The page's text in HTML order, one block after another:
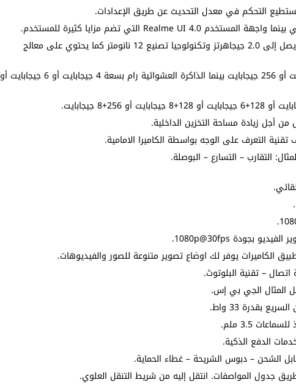
المعالج ميدياتك هيليو جي 88 ثماني النواة بتردد يصل إلى 2.0 جيجاهرتز وتكنولوجيا تصنيع 12 نانومتر كما يحتوي على معالج
الذاكرة الداخلية بسعة 64 جيجابايت أو 128 جيجابايت أو 256 جيجابايت بينما الذاكرة العشوائية رام بسعة 4 جيجابايت أو 6 جيجابايت أو
زيادة مساحة التخزين الداخلية.
التعرف على الوجه بواسطة الكاميرا الامامية.
التقارب – التسارع – البوصلة.
– تقنية البلوتوث.
المثال الجي بي إس.
جدول المواصفات. انتقل إليه من شريط التنقل العلوي.